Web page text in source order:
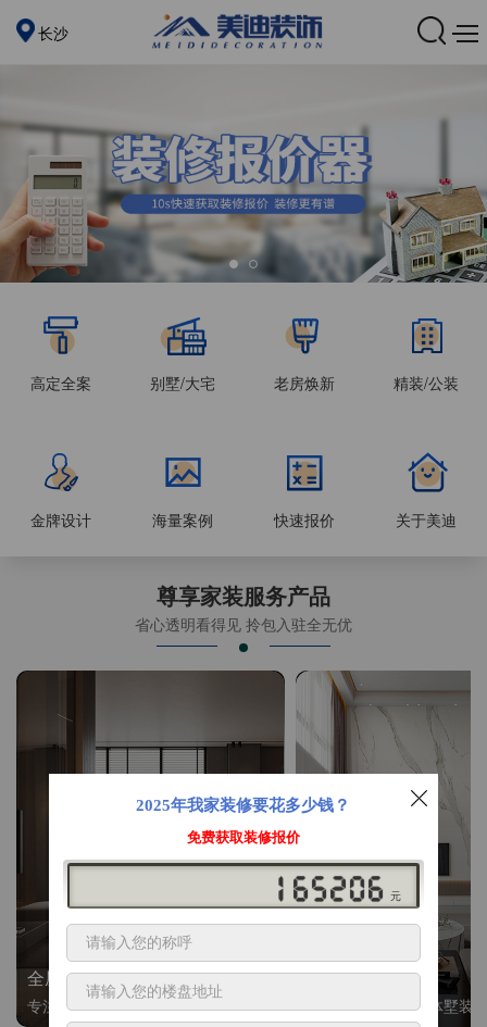
长沙
高定全案 别墅/大宅 老房焕新 精装/公装
金牌设计 海量案例 快速报价 关于美迪
尊享家装服务产品
省心透明看得见 拎包入驻全无优
全屋整装
专注整装24年，高标准，选美迪 十年后仍爱我家
别墅大平层
高端私人定制，整体墅装